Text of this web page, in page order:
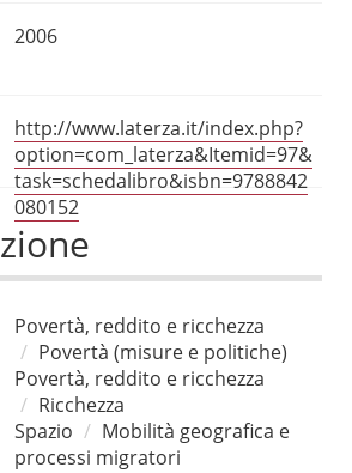
2006
http://www.laterza.it/index.php?
option=com_laterza&Itemid=97&
task=schedalibro&isbn=9788842
080152
Povertà, reddito e ricchezza
Povertà (misure e politiche)
Povertà, reddito e ricchezza
Ricchezza
Spazio
Mobilità geografica e
processi migratori